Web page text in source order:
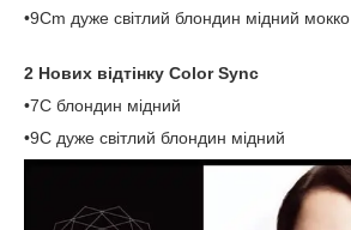
•9Cm дуже світлий блондин мідний мокко
2 Нових відтінку Color Sync
•7C блондин мідний
•9C дуже світлий блондин мідний